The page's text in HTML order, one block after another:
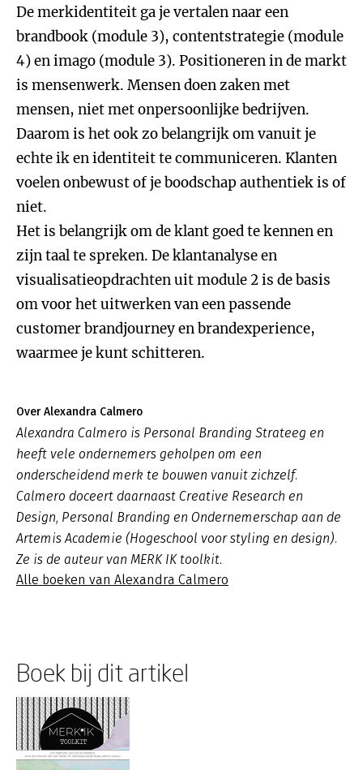
De merkidentiteit ga je vertalen naar een
brandbook (module 3), contentstrategie (module
4) en imago (module 3). Positioneren in de markt
is mensenwerk. Mensen doen zaken met
mensen, niet met onpersoonlijke bedrijven.
Daarom is het ook zo belangrijk om vanuit je
echte ik en identiteit te communiceren. Klanten
voelen onbewust of je boodschap authentiek is of
niet.
Het is belangrijk om de klant goed te kennen en
zijn taal te spreken. De klantanalyse en
visualisatieopdrachten uit module 2 is de basis
om voor het uitwerken van een passende
customer brandjourney en brandexperience,
waarmee je kunt schitteren.
Over Alexandra Calmero
Alexandra Calmero is Personal Branding Strateeg en
heeft vele ondernemers geholpen om een
onderscheidend merk te bouwen vanuit zichzelf.
Calmero doceert daarnaast Creative Research en
Design, Personal Branding en Ondernemerschap aan de
Artemis Academie (Hogeschool voor styling en design).
Ze is de auteur van MERK IK toolkit.
Alle boeken van Alexandra Calmero
Boek bij dit artikel